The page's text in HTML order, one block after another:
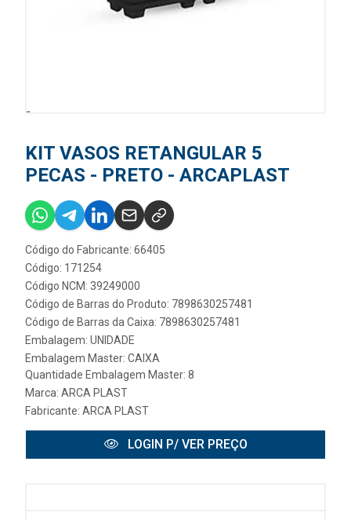
KIT VASOS RETANGULAR 5
PECAS - PRETO - ARCAPLAST
Código do Fabricante: 66405
Código: 171254
Código NCM: 39249000
Código de Barras do Produto: 7898630257481
Código de Barras da Caixa: 7898630257481
Embalagem: UNIDADE
Embalagem Master: CAIXA
Quantidade Embalagem Master: 8
Marca: ARCA PLAST
Fabricante: ARCA PLAST
LOGIN P/ VER PREÇO